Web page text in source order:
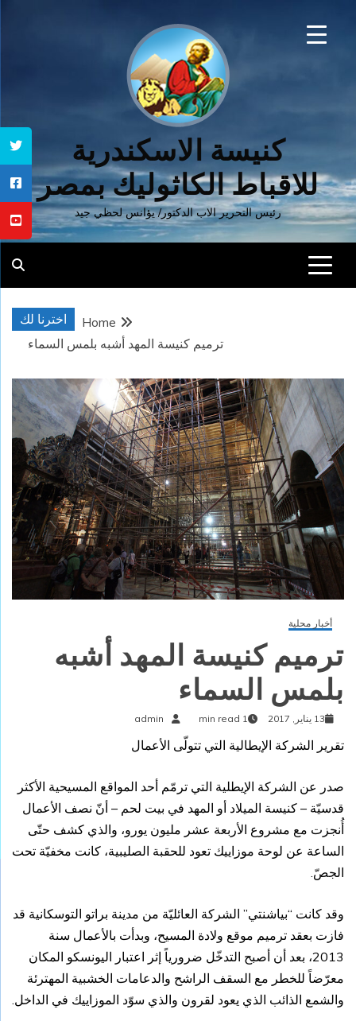
كنيسة الاسكندرية
للاقباط الكاثوليك بمصر
رئيس التحرير الاب الدكتور/ يؤانس لحظي جيد
اخترنا لك
Home
ترميم كنيسة المهد أشبه بلمس السماء
أخبار محلية
ترميم كنيسة المهد أشبه
بلمس السماء
13 يناير, 2017 1 min read
admin
تقرير الشركة الإيطالية التي تتولّى الأعمال
صدر عن الشركة الإيطلية التي ترمّم أحد المواقع المسيحية الأكثر
قدسيّة – كنيسة الميلاد أو المهد في بيت لحم – أنّ نصف الأعمال
أُنجزت مع مشروع الأربعة عشر مليون يورو، والذي كشف حتّى
الساعة عن لوحة موزاييك تعود للحقبة الصليبية، كانت مخفيّة تحت
الجصّ.
وقد كانت “بياشنتي” الشركة العائليّة من مدينة براتو التوسكانية قد
فازت بعقد ترميم موقع ولادة المسيح، وبدأت بالأعمال سنة
2013، بعد أن أصبح التدخّل ضرورياً إثر اعتبار اليونسكو المكان
معرّضاً للخطر مع السقف الراشح والدعامات الخشبية المهترئة
والشمع الذائب الذي يعود لقرون والذي سوّد الموزاييك في الداخل.